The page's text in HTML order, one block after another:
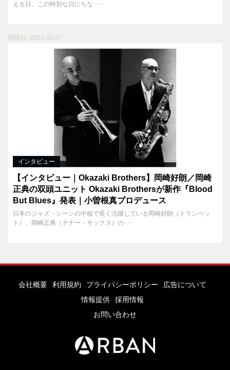
える日。この特別な日にちな･･･
投稿日 : 2026.03.27
インタビュー
【インタビュー｜Okazaki Brothers】岡崎好朗／岡崎
正典の双頭ユニット Okazaki Brothersが新作『Blood
But Blues』発表｜小曽根真プロデュース
日本のジャズ・シーンの中核で長く活躍している岡崎好朗（トランペッ
ト）、岡崎正典（テナー・サックス）の･･･
会社概要 利用規約 プライバシーポリシー
広告について
情報提供
採用情報
お問い合わせ